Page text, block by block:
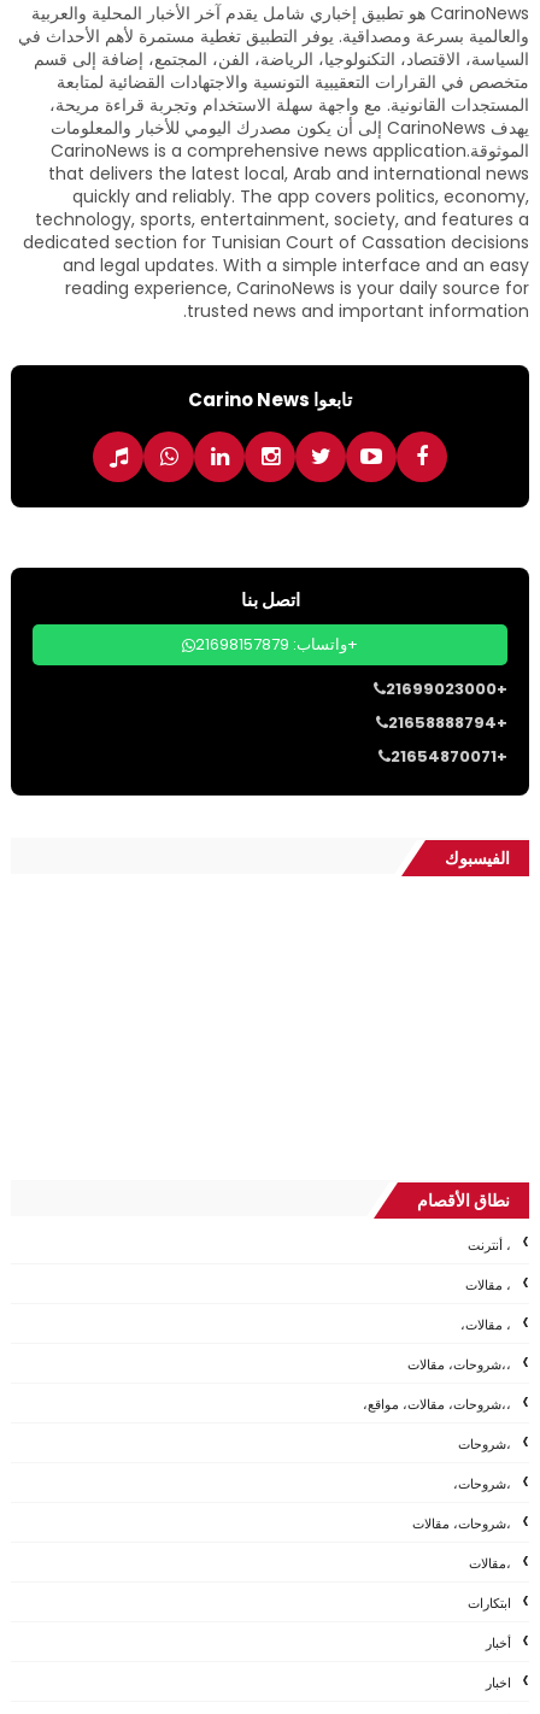
CarinoNews هو تطبيق إخباري شامل يقدم آخر الأخبار المحلية والعربية
والعالمية بسرعة ومصداقية. يوفر التطبيق تغطية مستمرة لأهم الأحداث في
السياسة، الاقتصاد، التكنولوجيا، الرياضة، الفن، المجتمع، إضافة إلى قسم
متخصص في القرارات التعقيبية التونسية والاجتهادات القضائية لمتابعة
المستجدات القانونية. مع واجهة سهلة الاستخدام وتجربة قراءة مريحة،
يهدف CarinoNews إلى أن يكون مصدرك اليومي للأخبار والمعلومات
الموثوقة.CarinoNews is a comprehensive news application
that delivers the latest local, Arab and international news
quickly and reliably. The app covers politics, economy,
technology, sports, entertainment, society, and features a
dedicated section for Tunisian Court of Cassation decisions
and legal updates. With a simple interface and an easy
reading experience, CarinoNews is your daily source for
trusted news and important information.
تابعوا Carino News
اتصل بنا
واتساب: 21698157879+
21699023000+
21658888794+
21654870071+
الفيسبوك
نطاق الأقصام
، أنترنت
، مقالات
، مقالات،
،،شروحات، مقالات
،،شروحات، مقالات، مواقع،
،شروحات
،شروحات،
،شروحات، مقالات
،مقالات
ابتكارات
أخبار
اخبار